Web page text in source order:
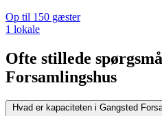
Op til 150 gæster
1 lokale
Ofte stillede
Forsamlingshus
Hvad er kapaciteten i Gangsted